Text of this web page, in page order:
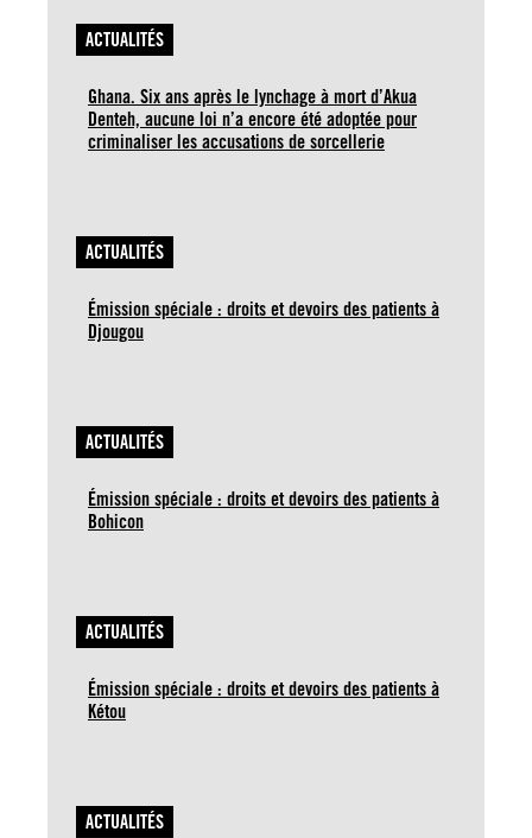
ACTUALITÉS
Ghana. Six ans après le lynchage à mort d’Akua
Denteh, aucune loi n’a encore été adoptée pour
criminaliser les accusations de sorcellerie
ACTUALITÉS
Émission spéciale : droits et devoirs des patients à
Djougou
ACTUALITÉS
Émission spéciale : droits et devoirs des patients à
Bohicon
ACTUALITÉS
Émission spéciale : droits et devoirs des patients à
Kétou
ACTUALITÉS